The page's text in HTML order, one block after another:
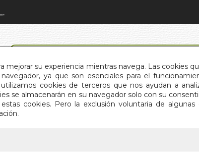
mejorar su experiencia mientras navega. Las cookies
ya que son esenciales para el
cookies de terceros que nos ayudan a
se almacenarán en su navegador solo con su
cookies. Pero la exclusión voluntaria de
QUIÉNES SOMOS